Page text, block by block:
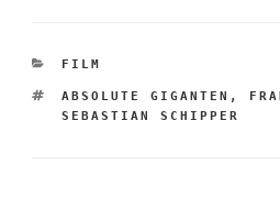
KATEGORIEN
FILM
SCHLAGWÖRTER
ABSOLUTE GIGANTEN ,
SEBASTIAN SCHIPPER